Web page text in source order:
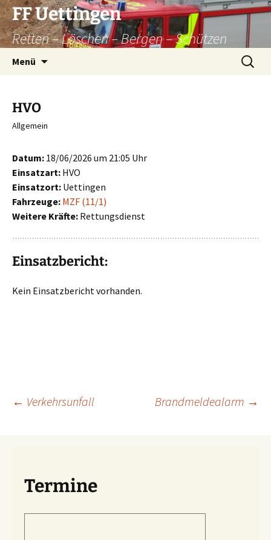
Zum
Inhalt
springen
FF Uettingen
Retten – Löschen – Bergen – Schützen
Menü
Suchen
nach:
HVO
Allgemein
Datum: 18/06/2026 um 21:05 Uhr
Einsatzart: HVO
Einsatzort: Uettingen
Fahrzeuge: MZF (11/1)
Weitere Kräfte: Rettungsdienst
Einsatzbericht:
Kein Einsatzbericht vorhanden.
Beitragsnavigation
← Verkehrsunfall Brandmeldealarm →
Termine